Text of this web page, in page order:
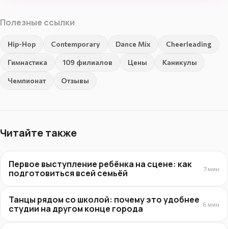
Полезные ссылки
Hip-Hop Contemporary Dance Mix Cheerleading
Гимнастика 109 филиалов Цены Каникулы
Чемпионат Отзывы
Читайте также
Первое выступление ребёнка на сцене: как
подготовиться всей семьёй
7 мин
Танцы рядом со школой: почему это удобнее
студии на другом конце города
6 мин